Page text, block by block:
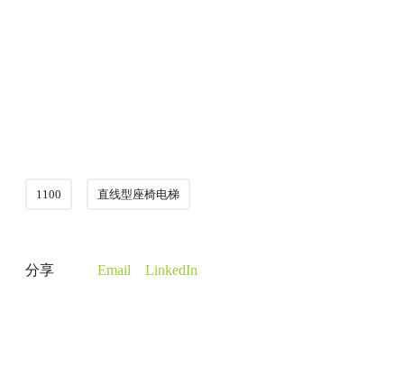
1100 直线型座椅电梯
分享 Email LinkedIn